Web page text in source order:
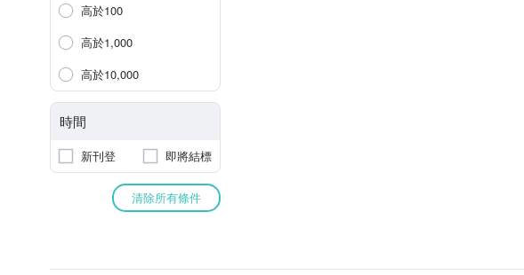
高於100
高於1,000
高於10,000
時間
新刊登 即將結標
清除所有條件